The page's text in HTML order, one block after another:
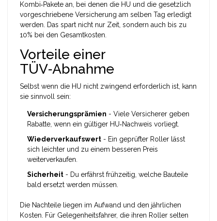
Kombi‑Pakete an, bei denen die HU und die gesetzlich
vorgeschriebene Versicherung am selben Tag erledigt
werden. Das spart nicht nur Zeit, sondern auch bis zu
10% bei den Gesamtkosten.
Vorteile einer
TÜV‑Abnahme
Selbst wenn die HU nicht zwingend erforderlich ist, kann
sie sinnvoll sein:
Versicherungsprämien - Viele Versicherer geben
Rabatte, wenn ein gültiger HU‑Nachweis vorliegt.
Wiederverkaufswert - Ein geprüfter Roller lässt
sich leichter und zu einem besseren Preis
weiterverkaufen.
Sicherheit - Du erfährst frühzeitig, welche Bauteile
bald ersetzt werden müssen.
Die Nachteile liegen im Aufwand und den jährlichen
Kosten. Für Gelegenheitsfahrer, die ihren Roller selten